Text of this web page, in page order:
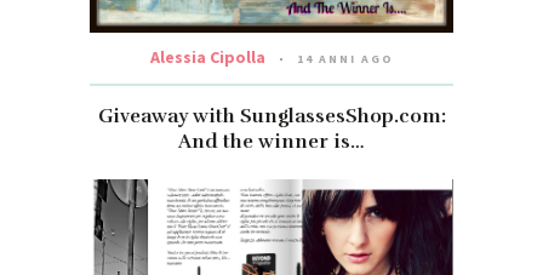
Alessia Cipolla 14 ANNI AGO
Giveaway with SunglassesShop.com:
And the winner is…